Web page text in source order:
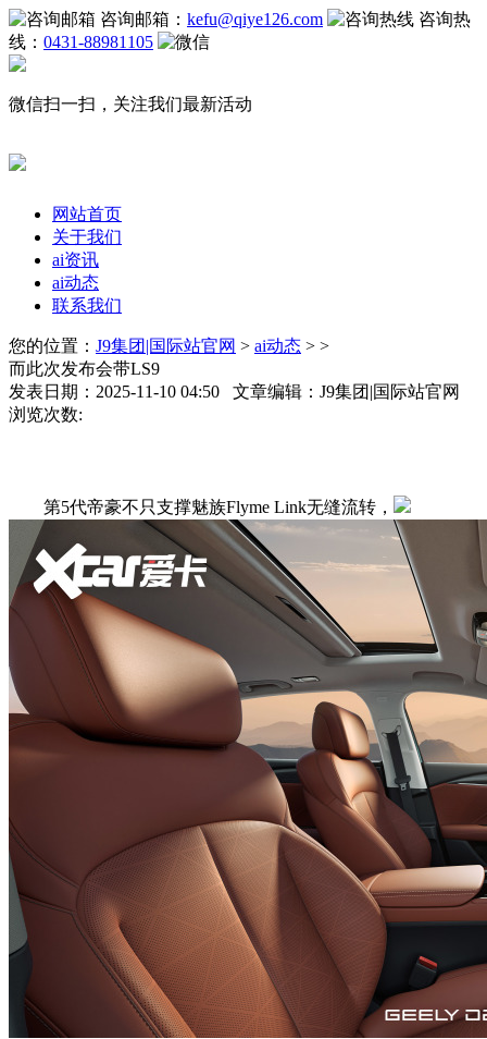
咨询邮箱： kefu@qiye126.com
咨询热
线： 0431-88981105
微信扫一扫，关注我们最新活动
网站首页
关于我们
ai资讯
ai动态
联系我们
您的位置： J9集团|国际站官网 > ai动态 > >
而此次发布会带LS9
发表日期：2025-11-10 04:50 文章编辑：J9集团|国际站官网
浏览次数:
第5代帝豪不只支撑魅族Flyme Link无缝流转，